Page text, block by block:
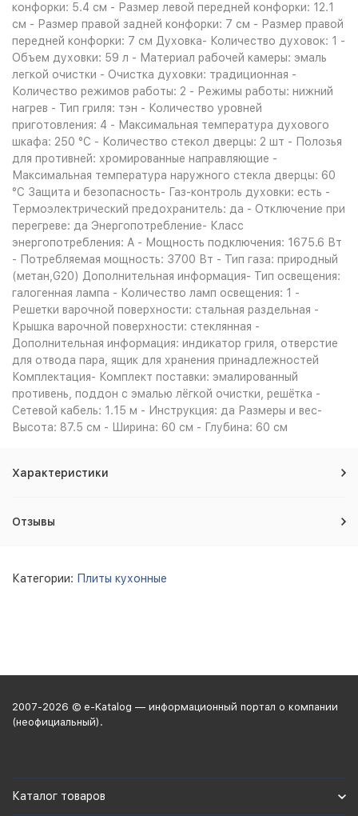
конфорки: 5.4 см - Размер левой передней конфорки: 12.1
см - Размер правой задней конфорки: 7 см - Размер правой
передней конфорки: 7 см Духовка- Количество духовок: 1 -
Объем духовки: 59 л - Материал рабочей камеры: эмаль
легкой очистки - Очистка духовки: традиционная -
Количество режимов работы: 2 - Режимы работы: нижний
нагрев - Тип гриля: тэн - Количество уровней
приготовления: 4 - Максимальная температура духового
шкафа: 250 °С - Количество стекол дверцы: 2 шт - Полозья
для противней: хромированные направляющие -
Максимальная температура наружного стекла дверцы: 60
°C Защита и безопасность- Газ-контроль духовки: есть -
Термоэлектрический предохранитель: да - Отключение при
перегреве: да Энергопотребление- Класс
энергопотребления: A - Мощность подключения: 1675.6 Вт
- Потребляемая мощность: 3700 Вт - Тип газа: природный
(метан,G20) Дополнительная информация- Тип освещения:
галогенная лампа - Количество ламп освещения: 1 -
Решетки варочной поверхности: стальная раздельная -
Крышка варочной поверхности: стеклянная -
Дополнительная информация: индикатор гриля, отверстие
для отвода пара, ящик для хранения принадлежностей
Комплектация- Комплект поставки: эмалированный
противень, поддон с эмалью лёгкой очистки, решётка -
Сетевой кабель: 1.15 м - Инструкция: да Размеры и вес-
Высота: 87.5 см - Ширина: 60 см - Глубина: 60 см
Характеристики
Отзывы
Категории: Плиты кухонные
2007-2026 © e-Katalog — информационный портал о компании
(неофициальный).
Каталог товаров